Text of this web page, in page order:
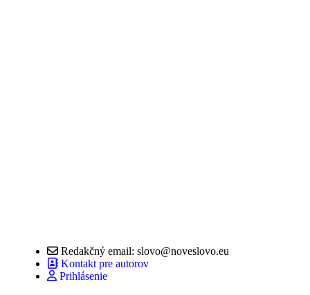
Redakčný email: slovo@noveslovo.eu
Kontakt pre autorov
Prihlásenie